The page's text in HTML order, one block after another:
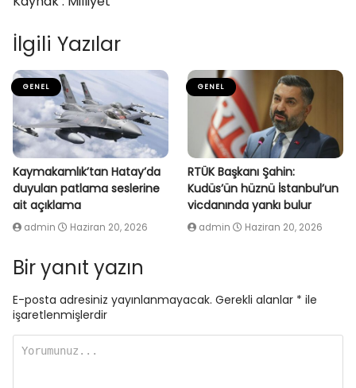
İlgili Yazılar
GENEL
Kaymakamlık’tan Hatay’da
duyulan patlama seslerine
ait açıklama
admin Haziran 20, 2026
GENEL
RTÜK Başkanı Şahin:
Kudüs’ün hüznü İstanbul’un
vicdanında yankı bulur
admin Haziran 20, 2026
Bir yanıt yazın
E-posta adresiniz yayınlanmayacak. Gerekli alanlar * ile
işaretlenmişlerdir